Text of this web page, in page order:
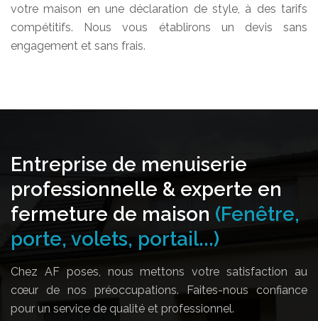
votre maison en une déclaration de style, à des tarifs
compétitifs. Nous vous établirons un devis sans
engagement et sans frais.
Entreprise de menuiserie
professionnelle & experte en
fermeture de maison (Fenêtre,
porte, volets, portail...)
Chez AF poses, nous mettons votre satisfaction au
cœur de nos préoccupations. Faites-nous confiance
pour un service de qualité et professionnel.